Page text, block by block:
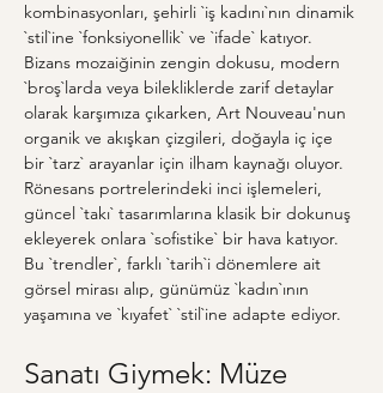
kombinasyonları, şehirli `iş kadını`nın dinamik
`stil`ine `fonksiyonellik` ve `ifade` katıyor.
Bizans mozaiğinin zengin dokusu, modern
`broş`larda veya bilekliklerde zarif detaylar
olarak karşımıza çıkarken, Art Nouveau'nun
organik ve akışkan çizgileri, doğayla iç içe
bir `tarz` arayanlar için ilham kaynağı oluyor.
Rönesans portrelerindeki inci işlemeleri,
güncel `takı` tasarımlarına klasik bir dokunuş
ekleyerek onlara `sofistike` bir hava katıyor.
Bu `trendler`, farklı `tarih`i dönemlere ait
görsel mirası alıp, günümüz `kadın`ının
yaşamına ve `kıyafet` `stil`ine adapte ediyor.
Sanatı Giymek: Müze